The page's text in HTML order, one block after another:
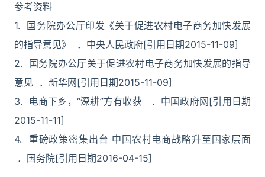
参考资料
1. 国务院办公厅印发《关于促进农村电子商务加快发展
的指导意见》 ．中央人民政府[引用日期2015-11-09]
2. 国务院办公厅关于促进农村电子商务加快发展的指导
意见 ．新华网[引用日期2015-11-09]
3. 电商下乡，“深耕”方有收获 ．中国政府网[引用日期
2015-11-11]
4. 重磅政策密集出台 中国农村电商战略升至国家层面
．国务院[引用日期2016-04-15]